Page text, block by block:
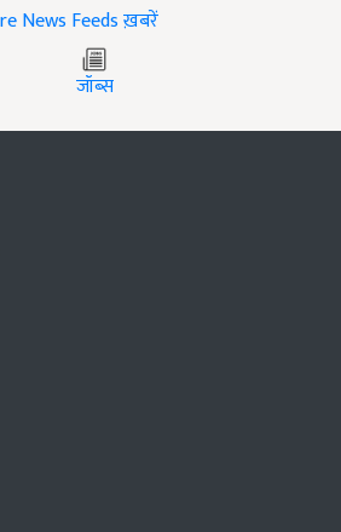
ख़बरें
जॉब्स